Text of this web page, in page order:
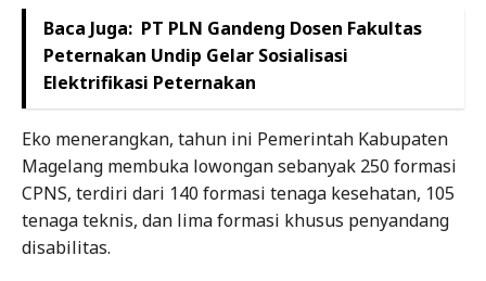
Baca Juga: PT PLN Gandeng Dosen Fakultas
Peternakan Undip Gelar Sosialisasi
Elektrifikasi Peternakan
Eko menerangkan, tahun ini Pemerintah Kabupaten
Magelang membuka lowongan sebanyak 250 formasi
CPNS, terdiri dari 140 formasi tenaga kesehatan, 105
tenaga teknis, dan lima formasi khusus penyandang
disabilitas.